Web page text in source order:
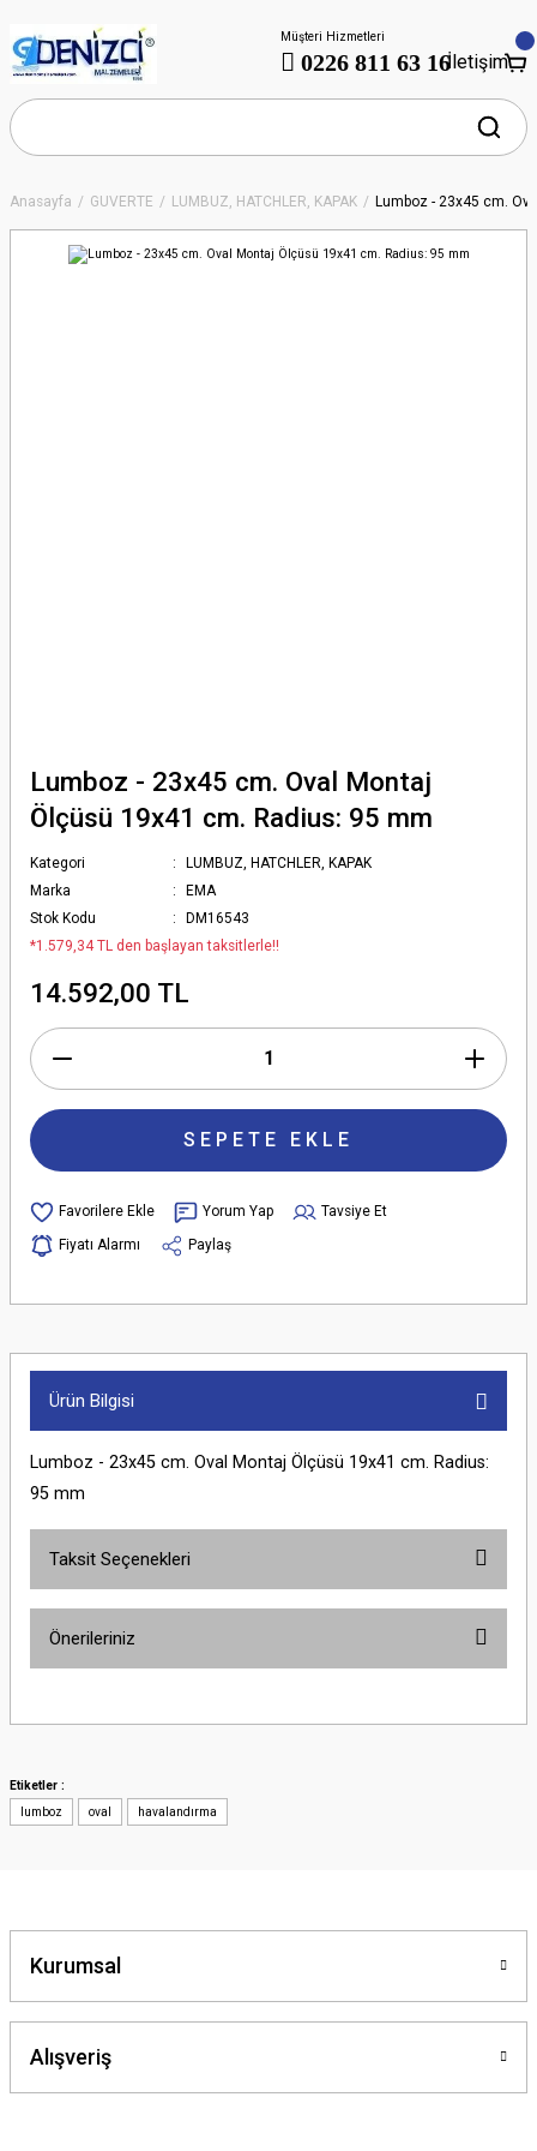
Müşteri Hizmetleri
0226 811 63 16İletişim
Anasayfa GÜVERTE LUMBUZ, HATCHLER, KAPAK Lumboz - 23x45 cm.
Lumboz - 23x45 cm. Oval Montaj
Ölçüsü 19x41 cm. Radius: 95 mm
Kategori
LUMBUZ, HATCHLER, KAPAK
Marka
EMA
Stok Kodu
DM16543
*1.579,34 TL den başlayan taksitlerle!!
14.592,00 TL
SEPETE EKLE
Yorum Yap
Tavsiye Et
Fiyatı Alarmı
Paylaş
Ürün Bilgisi
Lumboz - 23x45 cm. Oval Montaj Ölçüsü 19x41 cm. Radius:
95 mm
Taksit Seçenekleri
Önerileriniz
Ürün resmi kalitesiz, bozuk veya görüntülenemiyor.
Ürün fiyatı diğer sitelerden daha pahalı.
Bu ürüne benzer farklı alternatifler olmalı.
Etiketler :
lumboz
oval havalandırma
Kurumsal
Alışveriş